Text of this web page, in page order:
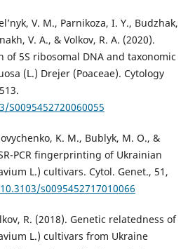
V. M., Parnikoza, І. Y., Budzhak,
V. A., & Volkov, R. A. (2020).
of 5S ribosomal DNA and taxonomic
(L.) Drejer (Poaceae). Cytology
K. M., Bublyk, M. O., &
PCR fingerprinting of Ukrainian
L.) cultivars. Cytol. Genet., 51,
s0095452717010066
R. (2018). Genetic relatedness of
L.) cultivars from Ukraine